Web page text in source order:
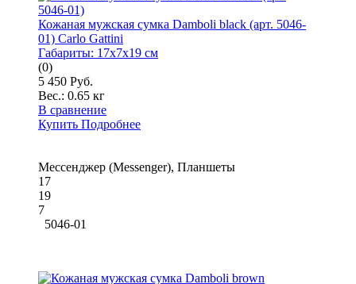
Кожаная мужская сумка Damboli black (арт. 5046-
01) Carlo Gattini
Габариты: 17x7x19 см
(0)
5 450 Руб.
Вес.: 0.65 кг
В сравнение
Купить Подробнее
Мессенджер (Messenger), Планшеты
17
19
7
5046-01